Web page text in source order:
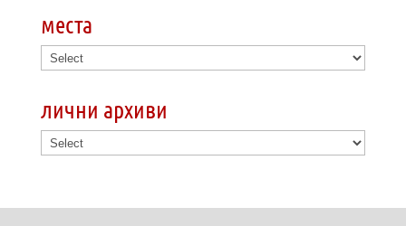
места
лични архиви